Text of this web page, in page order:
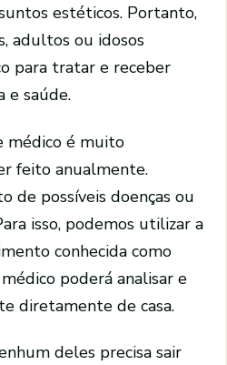
estéticos. Portanto,
adultos ou idosos
para tratar e receber
e saúde.
médico é muito
feito anualmente.
de possíveis doenças ou
isso, podemos utilizar a
conhecida como
poderá analisar e
diretamente de casa.
deles precisa sair